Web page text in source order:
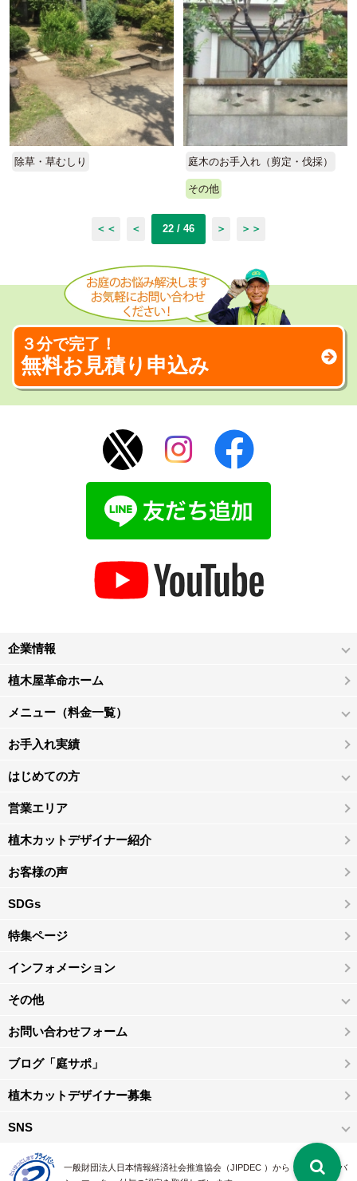
除草・草むしり 庭木のお手入れ（剪定・伐採）
その他
＜＜ ＜ 22 / 46 ＞ ＞＞
３分で完了！
無料お見積り申込み
企業情報
植木屋革命ホーム
メニュー（料金一覧）
お手入れ実績
はじめての方
営業エリア
植木カットデザイナー紹介
お客様の声
SDGs
特集ページ
インフォメーション
その他
お問い合わせフォーム
ブログ「庭サポ」
植木カットデザイナー募集
SNS
一般財団法人日本情報経済社会推進協会（JIPDEC ）から 、「 プライバ